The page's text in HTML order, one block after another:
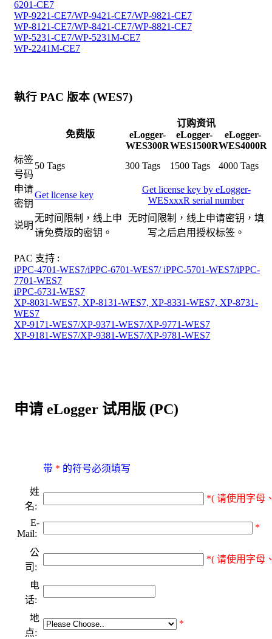
6201-CE7
WP-9221-CE7/WP-9421-CE7/WP-9821-CE7
WP-8121-CE7/WP-8421-CE7/WP-8821-CE7
WP-5231-CE7/WP-5231M-CE7
WP-2241M-CE7
執行 PAC 版本 (WES7)
免费版
订购资讯
eLogger-
WES300R
eLogger-
WES1500R
eLogger-
WES4000R
标签
号码
50 Tags 300 Tags 1500 Tags 4000 Tags
申请
密钥
Get license key
Get license key by eLogger-
WESxxxR serial number
说明
无时间限制，线上申
请免费版的密钥。
无时间限制，线上申请密钥，填
写之后启用授权标签。
PAC 支持 :
iPPC-4701-WES7/iPPC-6701-WES7/ iPPC-5701-WES7/iPPC-
7701-WES7
iPPC-6731-WES7
XP-8031-WES7, XP-8131-WES7, XP-8331-WES7, XP-8731-
WES7
XP-9171-WES7/XP-9371-WES7/XP-9771-WES7
XP-9181-WES7/XP-9381-WES7/XP-9781-WES7
申请 eLogger 试用版 (PC)
带 * 的符号必须填写
姓
名:
*( 请使用字母
E-
Mail:
*
公
司:
*( 请使用字母
电
话:
地
点:
*